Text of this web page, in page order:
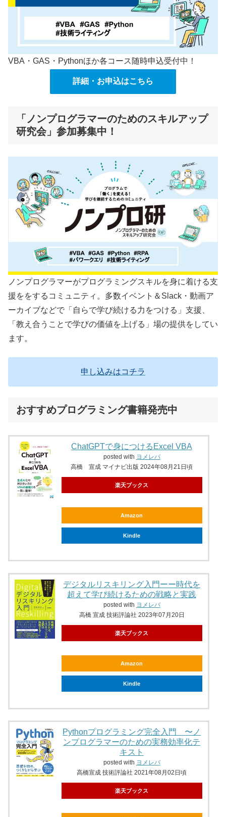
VBA・GAS・Pythonほか各コース随時申込受付中！
詳細・お申込はこちら
「ノンプログラマーのためのスキルアップ
研究会」参加募集中！
ノンプログラマーがプログラミングスキルを身に着ける支
援ををするコミュニティ。多数イベント＆Slack・動画ア
ーカイブなどで「自らで学び続ける力をつける」支援、
「教え合うことで学びの価値を上げる」場の提供をしてい
ます。
申し込みはコチラ
おすすめプログラミング書籍発売中
ChatGPTで身につけるExcel VBA
posted with ヨメレバ
高橋 宣成 マイナビ出版 2024年08月21日頃
楽天ブックス
Amazon
Kindle
デジタルリスキリング入門ーー時代を
超えて学び続けるための戦略と実践
posted with ヨメレバ
高橋 宣成 技術評論社 2023年07月20日
楽天ブックス
Amazon
Kindle
Pythonプログラミング完全入門 〜ノ
ンプログラマーのための実務効率化テ
キスト
posted with ヨメレバ
高橋宣成 技術評論社 2021年08月02日頃
楽天ブックス